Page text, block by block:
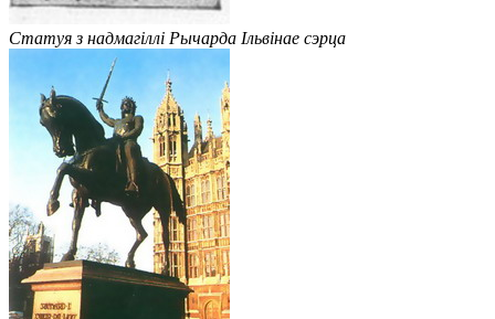
Статуя з надмагіллі Рычарда Ільвінае сэрца